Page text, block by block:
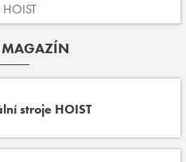
MAGAZÍN
stroje HOIST